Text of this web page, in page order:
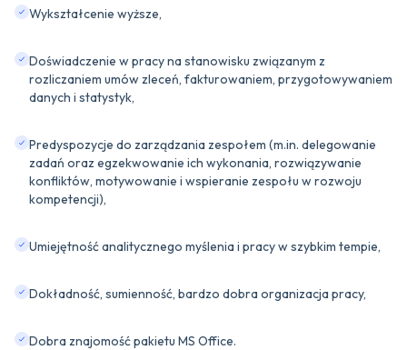
Wykształcenie wyższe,
Doświadczenie w pracy na stanowisku związanym z
rozliczaniem umów zleceń, fakturowaniem, przygotowywaniem
danych i statystyk,
Predyspozycje do zarządzania zespołem (m.in. delegowanie
zadań oraz egzekwowanie ich wykonania, rozwiązywanie
konfliktów, motywowanie i wspieranie zespołu w rozwoju
kompetencji),
Umiejętność analitycznego myślenia i pracy w szybkim tempie,
Dokładność, sumienność, bardzo dobra organizacja pracy,
Dobra znajomość pakietu MS Office.